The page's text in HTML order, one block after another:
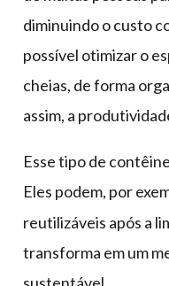
diminuindo o custo
possível otimizar o
cheias, de forma
assim, a
Esse tipo de
Eles podem, por
reutilizáveis após a
transforma em um